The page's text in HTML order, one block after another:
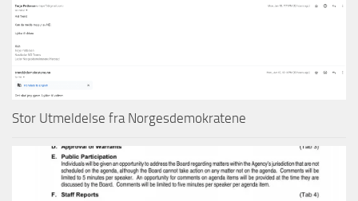
Stor Utmeldelse fra Norgesdemokratene